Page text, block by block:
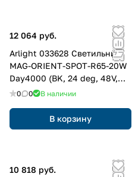
12 064 руб.
Arlight 033628 Светильник
MAG-ORIENT-SPOT-R65-20W
Day4000 (BK, 24 deg, 48V,
DALI) (Arlight, IP20 Металл, 3
0 0 В наличии
В корзину
10 818 руб.